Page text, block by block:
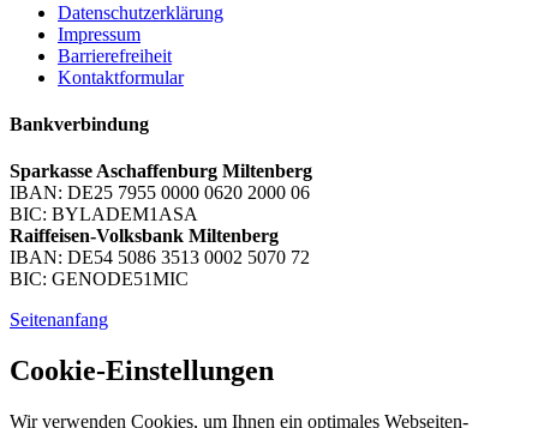
Datenschutzerklärung
Impressum
Barrierefreiheit
Kontaktformular
Bankverbindung
Sparkasse Aschaffenburg Miltenberg
IBAN: DE25 7955 0000 0620 2000 06
BIC: BYLADEM1ASA
Raiffeisen-Volksbank Miltenberg
IBAN: DE54 5086 3513 0002 5070 72
BIC: GENODE51MIC
Seitenanfang
Cookie-Einstellungen
Wir verwenden Cookies, um Ihnen ein optimales Webseiten-